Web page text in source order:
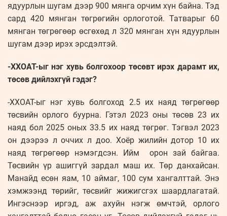
ядуурлын шугам дээр 900 мянга орчим хүн байна. Тэд
сард 420 мянган төгрөгийн орлоготой. Татварыг 60
мянган төгрөгөөр өсгөхөд л 320 мянган хүн ядуурлын
шугам дээр ирэх эрсдэлтэй.
-ХХОАТ-ыг нэг хувь болгохоор төсөвт ирэх дарамт их,
төсөв дийлэхгүй гэдэг?
-ХХОАТ-ыг нэг хувь болгоход 2.5 их наяд төгрөгөөр
төсвийн орлого буурна. Гэтэл 2023 оны төсөв 23 их
наяд бол 2025 оных 33.5 их наяд төгрөг. Тэгвэл 2023
он дээрээ л оччих л доо. Хоёр жилийн дотор 10 их
наяд төгрөгөөр нэмэгдсэн. Ийм орон зай байгаа.
Төсвийн үр ашиггүй зардал маш их. Төр данхайсан.
Манайд есөн яам, 10 аймаг, 100 сум хангалттай. Энэ
хэмжээнд төрийг, төсвийг жижигсгэх шаардлагатай.
Ингэснээр иргэд, аж ахуйн нэгж өмчтэй, орлого